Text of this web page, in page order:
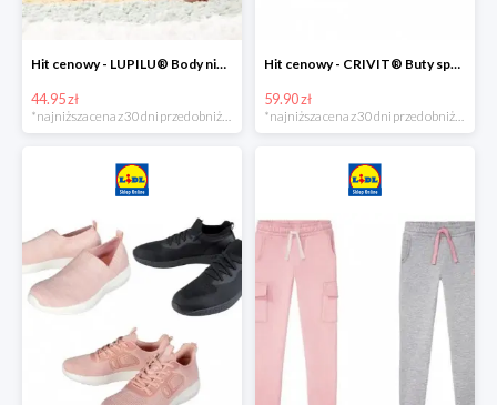
Hit cenowy - LUPILU® Body niemowlęce z biobawełny, z krótkim rękawem, 5 sztuk
44.95 zł
*najniższa cena z 30 dni przed obniżką
Hit cenowy - CRIVIT® Buty sportowe chłopięce WellWalk, 1 para
59.90 zł
*najniższa cena z 30 dni przed obniżką